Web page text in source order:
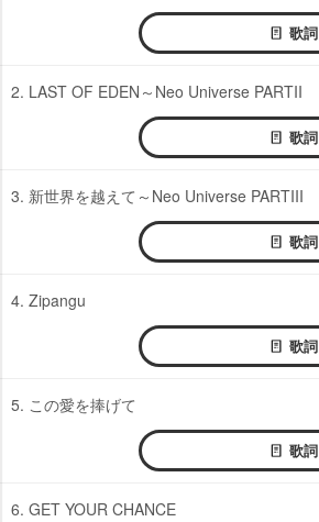
歌詞
2. LAST OF EDEN～Neo Universe PARTII
歌詞
3. 新世界を越えて～Neo Universe PARTIII
歌詞
4. Zipangu
歌詞
5. この愛を捧げて
歌詞
6. GET YOUR CHANCE